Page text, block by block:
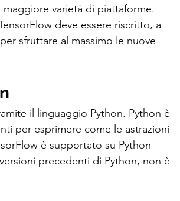
varietà di piattaforme.
deve essere riscritto, a
sfruttare al massimo le nuove
il linguaggio Python. Python è
per esprimere come le astrazioni
è supportato su Python
precedenti di Python, non è